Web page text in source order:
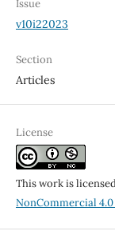
Issue
v10i22023
Section
Articles
License
This work is
NonCommercial